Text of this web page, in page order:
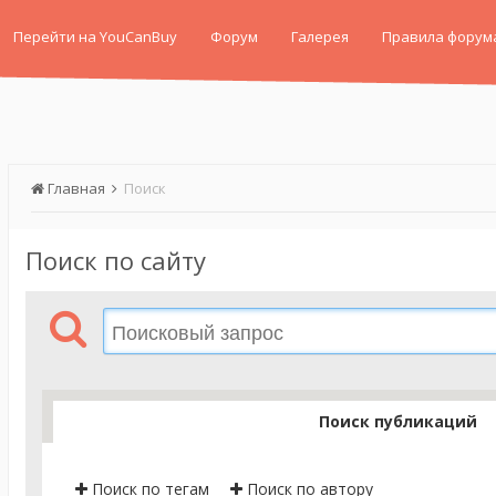
Перейти на YouCanBuy Форум Галерея Правила
Главная Поиск
Поиск по сайту
Поиск публикаций
Поиск по тегам Поиск по автору